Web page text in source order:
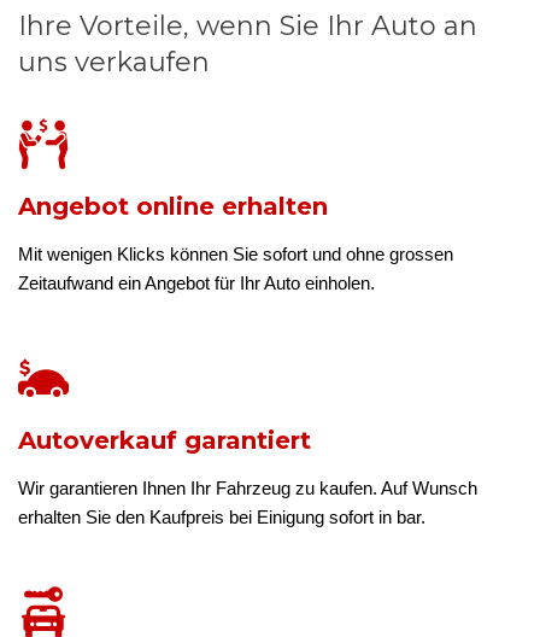
Ihre Vorteile, wenn Sie Ihr Auto an
uns verkaufen
Angebot online erhalten
Mit wenigen Klicks können Sie sofort und ohne grossen
Zeitaufwand ein Angebot für Ihr Auto einholen.
Autoverkauf garantiert
Wir garantieren Ihnen Ihr Fahrzeug zu kaufen. Auf Wunsch
erhalten Sie den Kaufpreis bei Einigung sofort in bar.